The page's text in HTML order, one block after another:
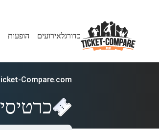
כדורגלאירועים הופעות
Compare.com